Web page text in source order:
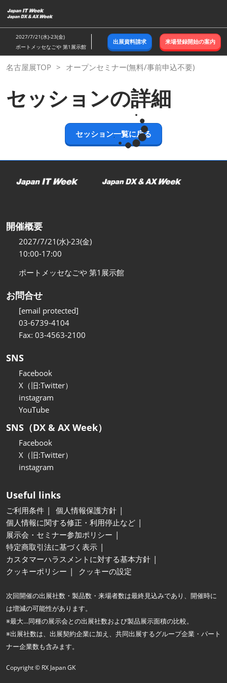
キ
ッ
し
て
む
2027/7/21(水)-23(金)
ポートメッセなごや 第1展示館
出展資料請求 来場登録開始の案内
名古屋展TOP オープンセミナー(無料/事前申込不要)
セッションの詳細
セッション一覧に戻る
開催概要
2027/7/21(水)-23(金)
10:00-17:00
ポートメッセなごや 第1展示館
お問合せ
[email protected]
03-6739-4104
Fax: 03-4563-2100
SNS
Facebook
X（旧:Twitter）
instagram
YouTube
SNS（DX & AX Week）
Facebook
X（旧:Twitter）
instagram
Useful links
ご利用条件
個人情報保護方針
個人情報に関する修正・利用停止など
展示会・セミナー参加ポリシー
特定商取引法に基づく表示
カスタマーハラスメントに対する基本方針
クッキーポリシー
クッキーの設定
次回開催の出展社数・製品数・来場者数は最終見込みであり、開催時に
は増減の可能性があります。
※最大…同種の展示会との出展社数および製品展示面積の比較。
※出展社数は、出展契約企業に加え、共同出展するグループ企業・パート
ナー企業数も含みます。
Copyright © RX Japan GK